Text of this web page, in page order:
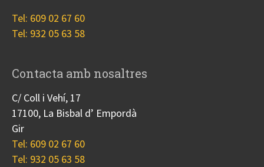
Tel: 609 02 67 60
Tel: 932 05 63 58
Contacta amb nosaltres
C/ Coll i Vehí, 17
17100, La Bisbal d’ Empordà
Gir
Tel: 609 02 67 60
Tel: 932 05 63 58